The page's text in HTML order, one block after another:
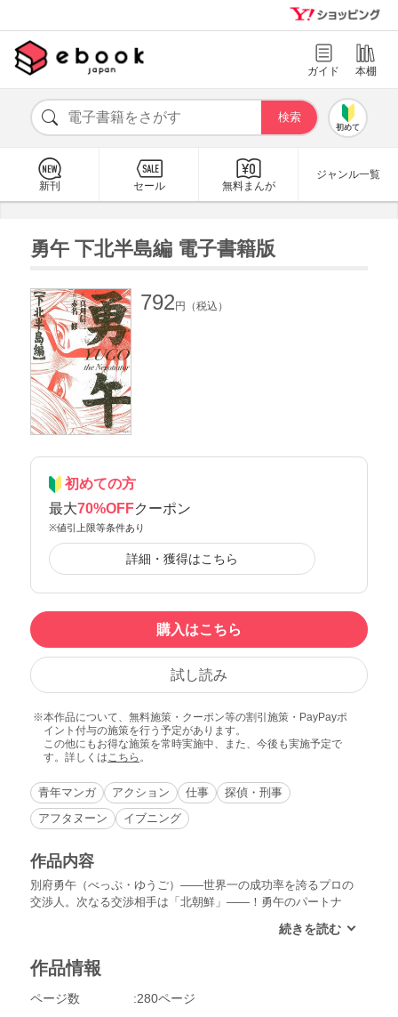
ガイド 本棚
初めて
新刊 セール 無料まんが
ジャンル一覧
勇午 下北半島編 電子書籍版
792 円（税込）
初めての方
最大70%OFFクーポン
※値引上限等条件あり
詳細・獲得はこちら
購入はこちら
試し読み
本作品について、無料施策・クーポン等の割引施策・PayPayポ
イント付与の施策を行う予定があります。
この他にもお得な施策を常時実施中、また、今後も実施予定で
す。詳しくはこちら 。
青年マンガ アクション 仕事
探偵・刑事
アフタヌーン
イブニング
作品内容
別府勇午（べっぷ・ゆうご）――世界一の成功率を誇るプロの
交渉人。次なる交渉相手は「北朝鮮」――！勇午のパートナ
つの携帯電話。その電話にかかってきた「北朝鮮」からの着信
ヤクザ。そして、北朝鮮対日工作室のトップ、ユン・ミョンチ
作品情報
ページ数
280ページ